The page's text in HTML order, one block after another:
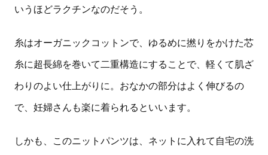
いうほどラクチンなのだそう。
糸はオーガニックコットンで、ゆるめに撚りをかけた芯
糸に超長綿を巻いて二重構造にすることで、軽くて肌ざ
わりのよい仕上がりに。おなかの部分はよく伸びるの
で、妊婦さんも楽に着られるといいます。
しかも、このニットパンツは、ネットに入れて自宅の洗